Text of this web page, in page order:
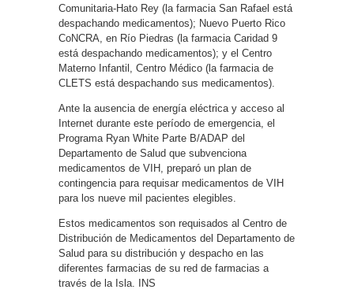
Comunitaria-Hato Rey (la farmacia San Rafael está
despachando medicamentos); Nuevo Puerto Rico
CoNCRA, en Río Piedras (la farmacia Caridad 9
está despachando medicamentos); y el Centro
Materno Infantil, Centro Médico (la farmacia de
CLETS está despachando sus medicamentos).
Ante la ausencia de energía eléctrica y acceso al
Internet durante este período de emergencia, el
Programa Ryan White Parte B/ADAP del
Departamento de Salud que subvenciona
medicamentos de VIH, preparó un plan de
contingencia para requisar medicamentos de VIH
para los nueve mil pacientes elegibles.
Estos medicamentos son requisados al Centro de
Distribución de Medicamentos del Departamento de
Salud para su distribución y despacho en las
diferentes farmacias de su red de farmacias a
través de la Isla. INS